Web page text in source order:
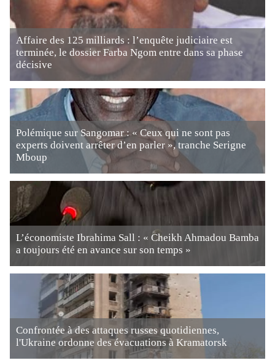
Affaire des 125 milliards : l’enquête judiciaire est
terminée, le dossier Farba Ngom entre dans sa phase
décisive
Polémique sur Sangomar : « Ceux qui ne sont pas
experts doivent arrêter d’en parler », tranche Serigne
Mboup
L’économiste Ibrahima Sall : « Cheikh Ahmadou Bamba
a toujours été en avance sur son temps »
Confrontée à des attaques russes quotidiennes,
l'Ukraine ordonne des évacuations à Kramatorsk